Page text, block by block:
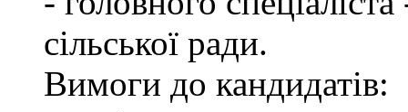
сільської ради.
Вимоги до кандидатів: